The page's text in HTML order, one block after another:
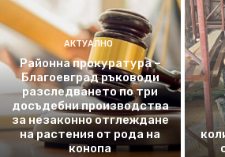
АКТУАЛНО
Районна прокуратура –
Благоевград ръководи
разследването по три
досъдебни производства
за незаконно отглеждане
на растения от рода на
конопа